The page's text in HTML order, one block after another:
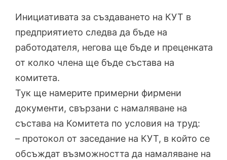
Инициативата за създаването на КУТ в
предприятието следва да бъде на
работодателя, негова ще бъде и преценката
от колко члена ще бъде състава на
комитета.
Тук ще намерите примерни фирмени
документи, свързани с намаляване на
състава на Комитета по условия на труд:
– протокол от заседание на КУТ, в който се
обсъждат възможността да намаляване на